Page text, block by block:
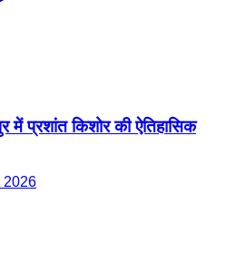
में प्रशांत किशोर की ऐतिहासिक
2026